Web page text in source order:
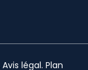
Avis légal. Plan